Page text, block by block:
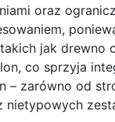
oraz
jak drewno
co sprzyja
– zarówno od
nietypowych